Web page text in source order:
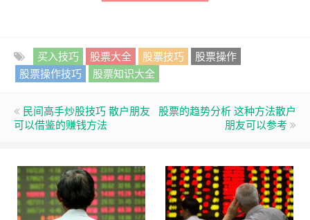
买入技巧 股票大全 股票技巧
股票操作
股票操作技巧
股票知识大全
民间高手炒股技巧 散户朋友
可以借鉴的赚钱方法
股票的趋势分析 这种方法散户
朋友可以参考